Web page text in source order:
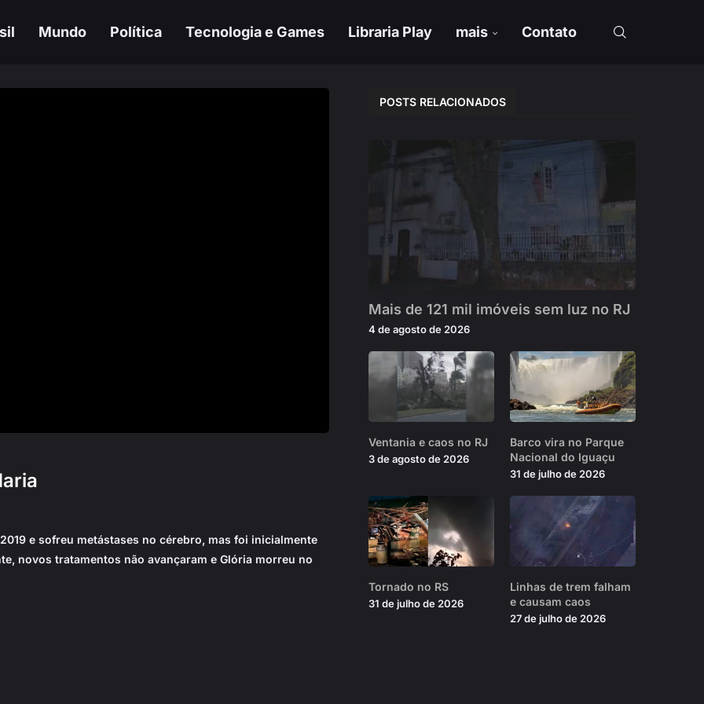
Mundo Política Tecnologia e Games Libraria Play mais Contato
e sofreu metástases no cérebro, mas foi inicialmente
novos tratamentos não avançaram e Glória morreu no
POSTS RELACIONADOS
Mais de 121 mil imóveis sem luz no RJ
4 de agosto de 2026
Ventania e caos no RJ
3 de agosto de 2026
Barco vira no Parque
Nacional do Iguaçu
31 de julho de 2026
Tornado no RS
31 de julho de 2026
Linhas de trem falham
e causam caos
27 de julho de 2026